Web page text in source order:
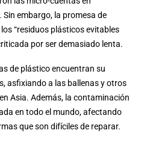
embargo, la promesa de
“residuos plásticos evitables
por ser demasiado lenta.
de plástico encuentran su
asfixiando a las ballenas y otros
Asia. Además, la contaminación
en todo el mundo, afectando
que son difíciles de reparar.